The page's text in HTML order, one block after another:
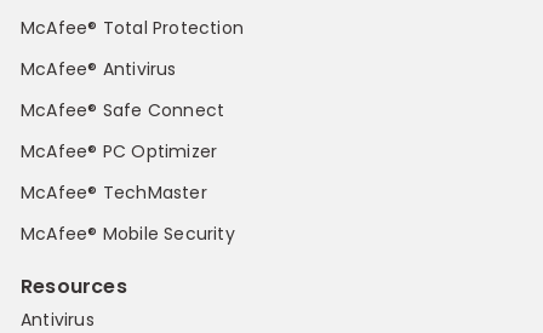
McAfee® Total Protection
McAfee® Antivirus
McAfee® Safe Connect
McAfee® PC Optimizer
McAfee® TechMaster
McAfee® Mobile Security
Resources
Antivirus